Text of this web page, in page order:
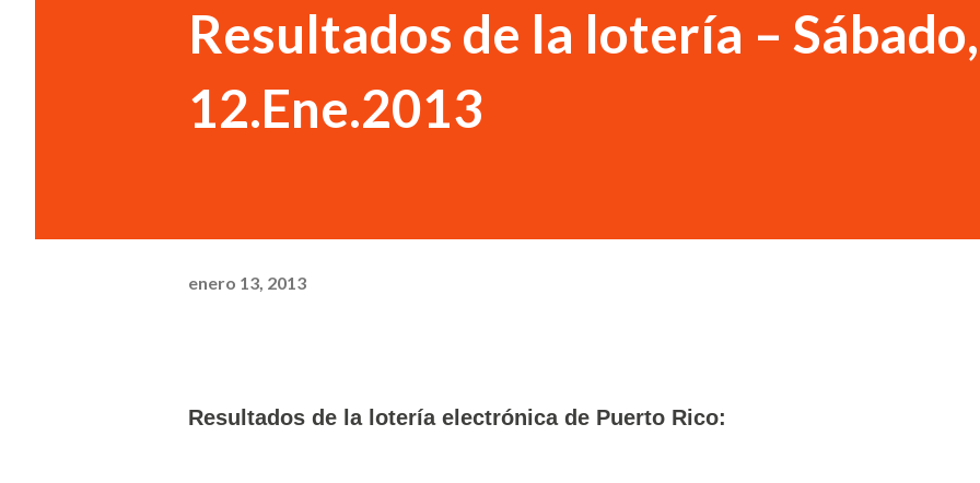
Resultados de la lotería – Sábado,
12.Ene.2013
enero 13, 2013
Resultados de la lotería electrónica de Puerto Rico: